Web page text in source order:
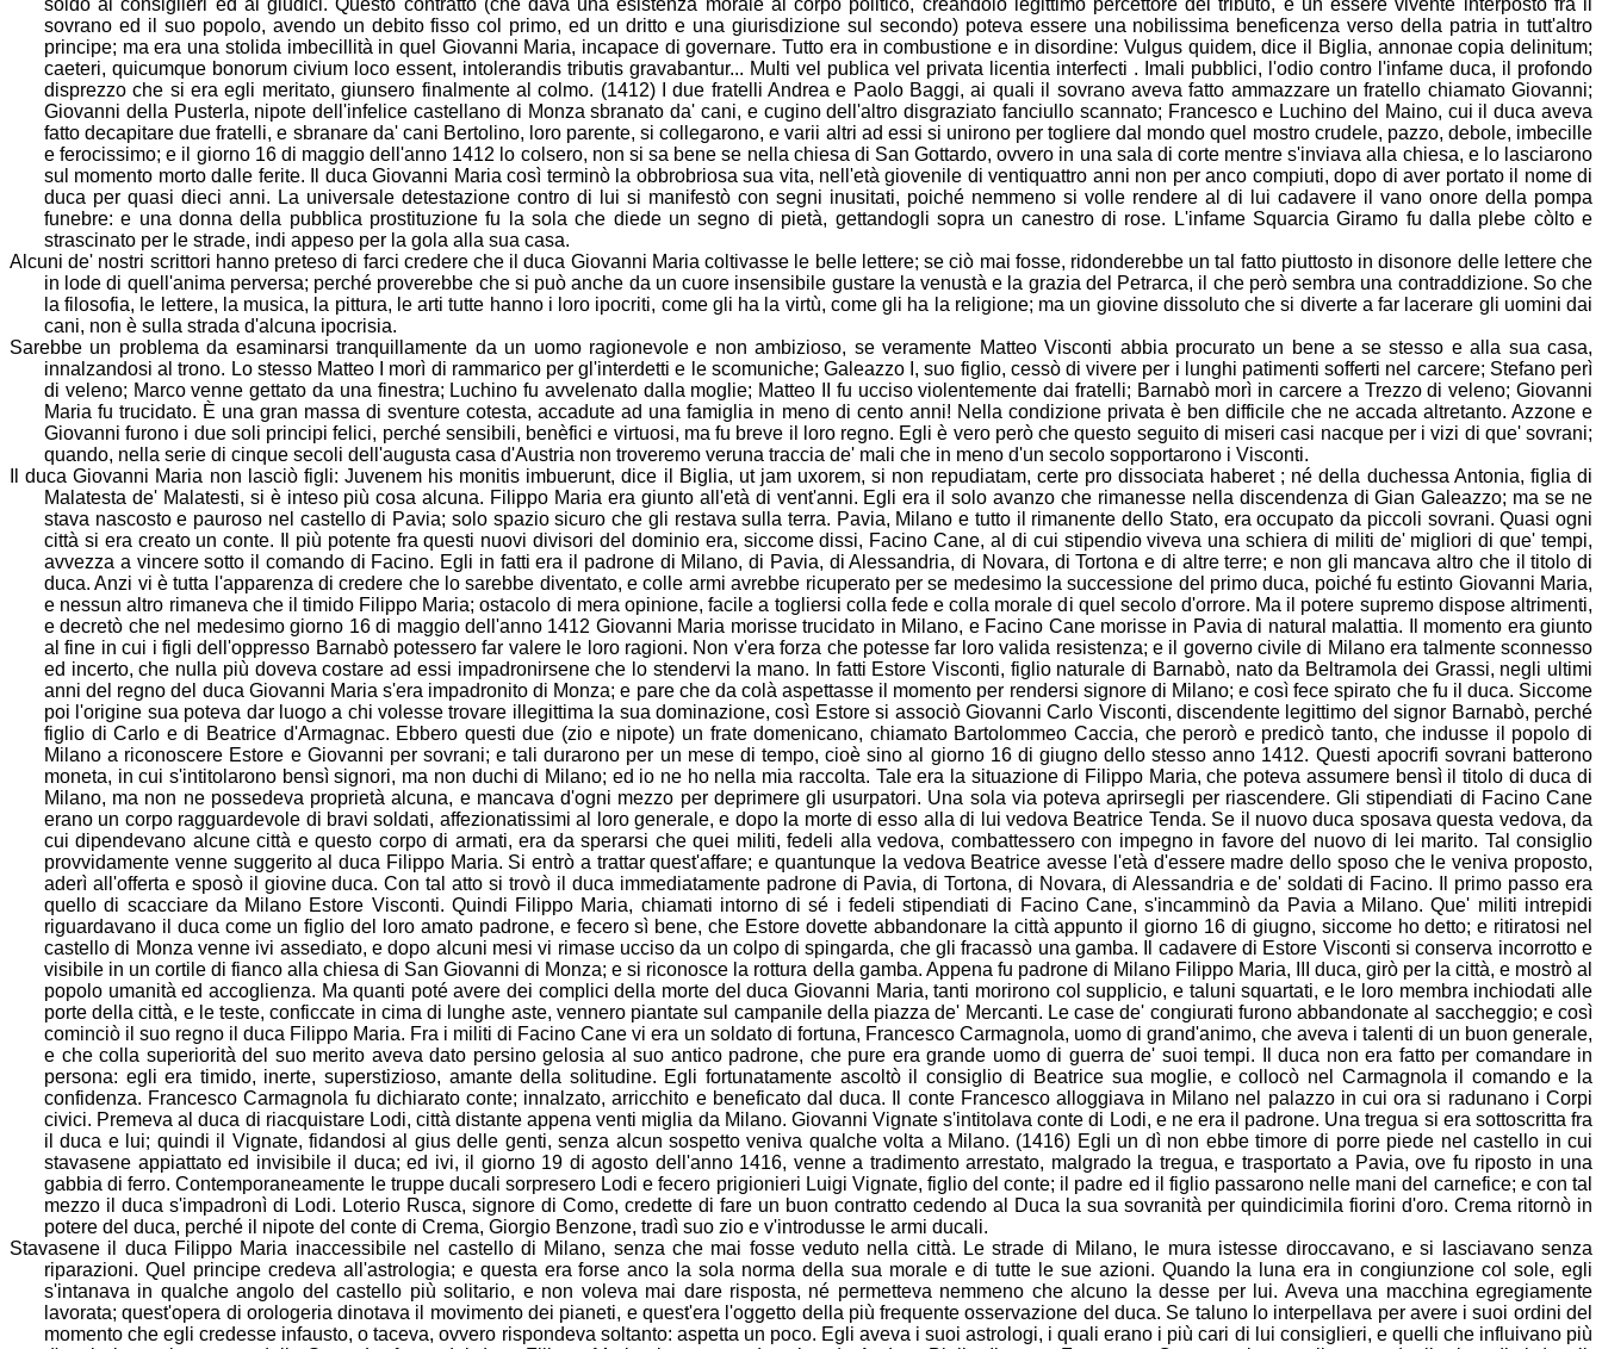
soldo ai consiglieri ed ai giudici. Questo contratto (chedava una esistenza morale al corpo politico, creandolo legittimo percettore del tributo, e un essere vivente interposto fra il
sovrano ed il suo popolo, avendo un debito fisso col primo, ed un dritto e una giurisdizione sul secondo) poteva essere una nobi lissima beneficenza verso della patria in tutt'altro
principe; ma era una stolida imbecillità in quel Giovanni Maria, incapace di governare. Tutto era in combustione e in disordine: Vulgus quidem, dice il Biglia, annonae copia delinitum;
caeteri, quicumque bonorum civium loco essent, intolerandis tributis gravabantur... Multi vel publica vel privata licentia interfecti . Imali pubblici, l'odio contro l'infame duca, il profondo
disprezzo che si era egli meritato, giunsero finalmente al colmo. (1412) I due fratelli Andrea e Paolo Baggi, ai quali il sovrano aveva fatto ammazzare un fratello chiamato Giovanni;
Giovanni della Pusterla, nipote dell'infelice castellano di Monza sbranato da' cani, e cugino dell'altro disgraziato fanciullo scannato; Francesco e Luchino del Maino, cui il duca aveva
fatto decapitare due fratelli, e sbranare da' cani Bertolino, loro parente, si collegarono, e varii altri ad essi si unirono per togliere dal mondo quel mostro crudele, pazzo, debole, imbecille
e ferocissimo; e il giorno 16 di maggio dell'anno 1412 lo colsero, non si sa bene se nella chiesa di San Gottardo, ovvero in una sala di corte mentre s'inviava alla chiesa, e lo lasciarono
sul momento morto dalle ferite. Il duca Giovanni Maria così terminò la obbrobriosa sua vita, nell 'età giovenile di ventiquattro anni non per anco compiuti, dopo di aver portato il nome di
duca per quasi dieci anni. La universale detestazione contro di lui si manifestò con segni inusitati, poiché nemmeno si volle rendere al di lui cadavere il vano onore della pompa
funebre: e una donna della pubblica prostituzione fu la sola che diede un segno di pietà, gettandogli sopra un canestro di rose. L'infame Squarcia Giramo fu dalla plebe còlto e
strascinato per le strade, indi appeso per la gola alla sua casa.
Alcuni de' nostri scrittori hanno preteso di farci credere che il duca Giovanni Maria coltivasse le belle lettere; se ciò mai fosse, ridonderebbe un tal fatto piuttosto in disonore delle lettere che
in lode di quell'anima perversa; perché proverebbe che si può anche da un cuore insensibile gustare la venustà e la grazia del Petrarca, il che però sembra una contraddizione. So che
la filosofia, le lettere, la musica, la pittura, le arti tutte hanno i loro ipocriti, come gli ha la virtù, come gli ha la religione; ma un giovine dissoluto che si diverte a far lacerare gli uomini dai
cani, non è sulla strada d'alcuna ipocrisia.
Sarebbe un problema da esaminarsi tranquillamente da un uomo ragionevole e non ambizioso, se veramente Matteo Visconti abbia procurato un bene a se stesso e alla sua casa,
innalzandosi al trono. Lo stesso Matteo I morì di rammarico per gl'interdetti e le scomuniche; Galeazzo I, suo figlio, cessò di vivere per i lunghi patimenti sofferti nel carcere; Stefano perì
di veleno; Marco venne gettato da una finestra; Luchino fu avvelenato dalla moglie; Matteo II fu ucciso violentemente dai fratelli; Barnabò morì in carcere a Trezzo di veleno; Giovanni
Maria fu trucidato. È una gran massa di sventure cotesta, accadute ad una famiglia in meno di cento anni! Nella condizione privata è ben difficile che ne accada altretanto. Azzone e
Giovanni furono i due soli principi felici, perché sensibili, benèfici e virtuosi, ma fu breve il loro regno. Egli è vero però che questo seguito di miseri casi nacque per i vizi di que' sovrani;
quando, nella serie di cinque secoli dell'augusta casa d'Austria non troveremo veruna traccia de' mali che in meno d'un secolo sopportarono i Visconti.
Il duca Giovanni Maria non lasciò figli: Juvenem his monitis imbuerunt, dice il Biglia, ut jam uxorem, si non repudiatam, certe pro dissociata haberet ; né della duchessa Antonia, figlia di
Malatesta de' Malatesti, si è inteso più cosa alcuna. Filippo Maria era giunto all'età di vent'anni. Egli era il solo avanzo che rimanesse nella discendenza di Gian Galeazzo; ma se ne
stava nascosto e pauroso nel castello di Pavia; solo spazio sicuro che gli restava sulla terra. Pavia, Milano e tutto il rimanente dello Stato, era occupato da piccoli sovrani. Quasi ogni
città si era creato un conte. Il più potente fra questi nuovi divisori del dominio era, siccome dissi, Facino Cane, al di cui stipendio viveva una schiera di militi de'migliori di que' tempi,
avvezza a vincere sotto il comando di Facino. Egli in fatti era il padrone di Milano, di Pavia, di Alessandria, di Novara, di Tortona e di altre terre; e non gli mancava altro che il titolo di
duca. Anzi vi è tutta l'apparenza di credere che lo sarebbe diventato, e colle armi avrebbe ricuperato per se medesimo la successione del primo duca, poiché fu estinto Giovanni Maria,
e nessun altro rimaneva che il timido Filippo Maria; ostacolo di mera opinione, facile a togliersi colla fede e colla morale di quel secolo d'orrore. Ma il potere supremo dispose altrimenti,
e decretò che nel medesimo giorno 16 di maggio dell'anno 1412 Giovanni Maria morisse trucidato in Milano, e Facino Cane morisse in Pavia di natural malattia. Il momento era giunto
al fine in cui i figli dell'oppresso Barnabò potessero far valere le loro ragioni. Non v'era forza che potesse far loro valida resistenza; e il governo civile di Milano era talmente sconnesso
ed incerto, che nulla più doveva costare ad essi impadronirsene che lo stendervi la mano. In fatti Estore Visconti, figlio naturale di Barnabò, nato da Beltramola dei Grassi, negli ultimi
anni del regno del duca Giovanni Maria s'era impadronito di Monza; e pare che da colà aspettasse il momento per rendersi signore di Milano; e così fece spirato che fu il duca. Siccome
poi l'origine sua poteva dar luogo a chi volesse trovare illegittima la sua dominazione, così Estore si associò Giovanni Carlo Visconti, discendente legittimo del signor Barnabò, perché
figlio di Car lo e di Beatrice d'Armagnac. Ebbero questi due (zio e nipote) un frate domenicano, chiamato Bartolommeo Caccia, che perorò e predicò tanto, che indusse il popolo di
Milano a riconoscere Estore e Giovanni per sovrani; e tali durarono per un mese di tempo, cioè sino al giorno 16 di giugno dello stesso anno 1412. Questi apocrifi sovrani batterono
moneta, in cui s'intitolarono bensì signori, ma non duchi di Milano; ed io ne ho nella mia raccolta. Tale era la situazione di Filippo Maria, che poteva assumere bensì il titolo di duca di
Milano, ma non ne possedeva proprietà alcuna, e mancava d'ogni mezzo per deprimere gli usurpatori. Una sola via poteva aprirsegli per riascendere. Gli stipendiati di Facino Cane
erano un corpo ragguardevole di bravi soldati, affezionatissimi al loro generale, e dopo la morte di esso alla di lui vedova Beatrice Tenda. Se il nuovo duca sposava questa vedova, da
cui dipendevano alcune città e questo corpo di armati, era da sperarsi che quei militi, fedeli alla vedova, combattessero con impegno in favore del nuovo di lei marito. Tal consiglio
provvidamente venne suggerito al duca Filippo Maria. Si entrò a trattar quest'affare; e quantunque la vedova Beatrice avesse l'età d'essere madre dello sposo che le veniva proposto,
aderì all'offerta e sposò il giovine duca. Con tal atto si trovò il duca immediatamente padrone di Pavia, di Tortona, di Novara, di Alessandria e de' soldati di Facino. Il primo passo era
quello di scacciare da Milano Estore Visconti. Quindi Filippo Maria, chiamati intornodi sé i fedeli stipendiati di Facino Cane, s'incamminò da Pavia a Milano. Que' militi intrepidi
riguardavano il duca come un figlio del loro amato padrone, e fecero sì bene, che Estore dovette abbandonare la città appunto il giorno 16 di giugno, siccome hodetto; e ritiratosi nel
castello di Monza venne ivi assediato, e dopo alcuni mesi vi rimase ucciso da un colpo di spingarda, che gli fracassò una gamba. Il cadavere di Estore Visconti si conserva incorrotto e
visibile in un cortile di fianco alla chiesa di San Giovanni di Monza; e si riconosce la rottura della gamba. Appena fu padrone di Milano Filippo Maria, III duca, girò per la città, e mostrò al
popolo umanità ed accoglienza. Ma quanti poté avere dei complici della morte del duca Giovanni Maria, tanti morirono col supplicio, e taluni squartati, e le loro membra inchiodati alle
porte della città, e le teste, conficcate in cima di lunghe aste, vennero piantate sul campanile della piazza de' Mercanti. Le case de' congiurati furono abbandonate al saccheggio; e così
cominciò il suo regno il duca Filippo Maria. Fra i militi di Facino Cane vi era un soldato di fortuna, Francesco Carmagnola, uomo di grand'animo, che aveva i talenti di un buon generale,
e che colla superiorità del suo merito aveva dato persino ge losia al suo antico padrone, che pure era grande uomo di guerra de' suoi tempi. Il duca non era fatto per comandare in
persona: egli era timido, inerte, superstizioso, amante della solitudine. Egli fortunatamente ascoltò il consiglio di Beatrice sua moglie, e collocò nel Carmagnola il comando e la
confidenza. Francesco Carmagnola fu dichiarato conte; innalzato, arricchito e beneficato dal duca. Il conte Francesco alloggiava in Milano nel palazzo in cui ora si radunano i Corpi
civici. Premeva al duca di riacquistare Lodi, città distante appena venti miglia da Milano. Giovanni Vignate s'intitolava conte di Lodi, e ne era il padrone. Una tregua si era sottoscritta fra
il duca e lui; quindi il Vignate, fidandosi al gius delle genti, senza alcun sospetto veniva qualche volta a Milano. (1416) Egli un dì non ebbe timore di porre piede nel castello in cui
stavasene appiattato ed invisibile il duca; ed ivi, il giorno 19 di agosto dell'anno 1416, venne a tradimento arrestato, malgrado la tregua, e trasportato a Pavia, ove fu riposto in una
gabbia di ferro. Contemporaneamente le truppe ducali sorpresero Lodi e fecero prigionieri Luigi Vignate, figlio del conte; il padre ed il figlio passarono nelle mani del carnefice; e con tal
mezzo il duca s'impadronì di Lodi. Loterio Rusca, signore di Como, credette di fare un buon contratto cedendo al Duca la sua sovranità per quindicimila fiorini d'oro. Crema ritornò in
potere del duca, perché il nipote del conte di Crema, Giorgio Benzone, tradì suo zio e v'introdusse le armi ducali.
Stavasene il duca Filippo Maria inaccessibile nel castello di Milano, senza che mai fosse veduto nella città. Le strade di Milano, le mura istesse diroccavano, e si lasciavano senza
riparazioni. Quel principe credeva all'astrologia; e questa era forse anco la sola norma della sua morale e di tutte le sue azioni. Quando la luna era in congiunzione col sole, egli
s'intanava in qualche angolo del castello più solitario, e non voleva mai dare risposta, né permetteva nemmeno che alcuno ladesse per lui. Aveva una macchina egregiamente
lavorata; quest'opera di orologeria dinotava il movimento dei pianeti, e quest'era l'oggetto della più frequente osservazione del duca. Se taluno lo interpellava per avere i suoi ordini del
momento che egli credesse infausto, o taceva, ovvero rispondeva soltanto: aspetta un poco. Egli aveva i suoi astrologi, i quali erano i più cari di lui consiglieri, e quelli che influivano più